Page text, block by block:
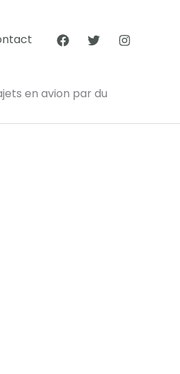
en avion par du